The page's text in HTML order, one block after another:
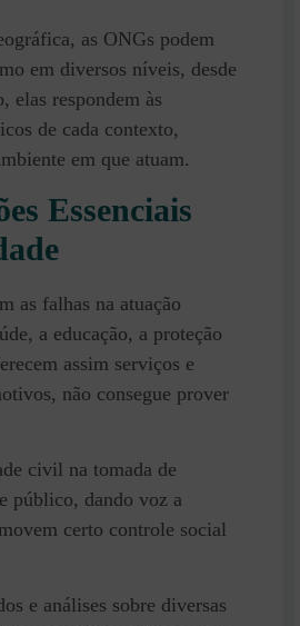
as ONGs podem
em diversos níveis, desde
elas respondem às
de cada contexto,
em que atuam.
Essenciais
as falhas na atuação
a educação, a proteção
assim serviços e
não consegue prover
civil na tomada de
público, dando voz a
certo controle social
e análises sobre diversas